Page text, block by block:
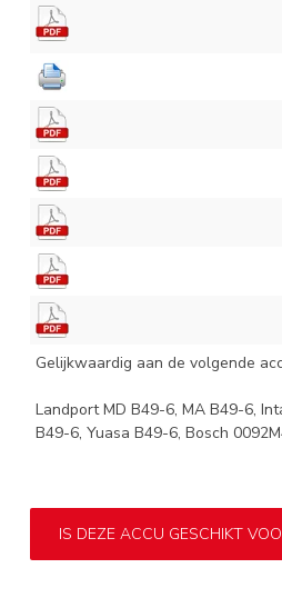
Gelijkwaardig aan de volgende
Landport MD B49-6, MA B49-6,
B49-6, Yuasa B49-6, Bosch
IS DEZE ACCU GESCHIKT